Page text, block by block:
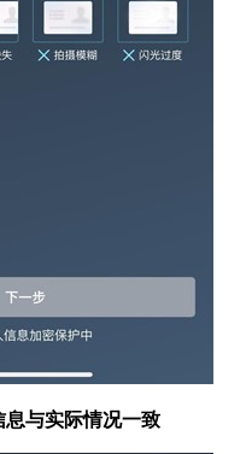
与实际情况一致